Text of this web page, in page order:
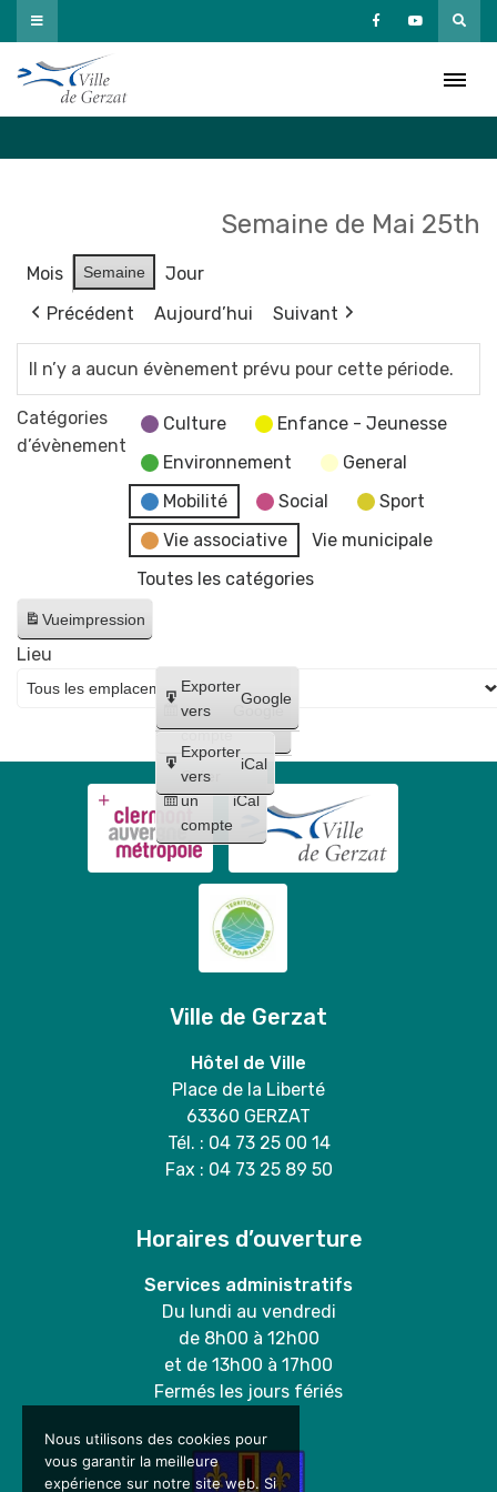
Passer
au
contenu
Semaine de Mai 25th
Mois Semaine
Jour
Précédent
Aujourd’hui Suivant
Il n’y a aucun évènement prévu pour cette période.
Catégories
d’évènement
Culture
Enfance - Jeunesse
Environnement
General
Mobilité
Social
Sport
Vie associative
Vie municipale
Toutes les catégories
Vueimpression
Créer
un
compte
Google
Créer
un
compte
iCal
Exporter
vers
Google
Exporter
vers
iCal
Lieu
Ville de Gerzat
Hôtel de Ville
Place de la Liberté
63360 GERZAT
Tél. : 04 73 25 00 14
Fax : 04 73 25 89 50
Horaires d’ouverture
Services administratifs
Du lundi au vendredi
de 8h00 à 12h00
et de 13h00 à 17h00
Fermés les jours fériés
Nous utilisons des cookies pour
vous garantir la meilleure
expérience sur notre site web. Si